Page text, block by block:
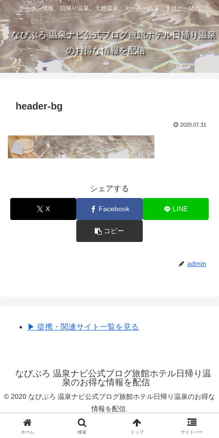
クーポン情報、日帰り温泉、天然温泉、スーパー銭湯、子供と一緒に
なびぶろ 温泉ナビ公式ブログ旅館ホテル日帰り温泉
のお得な情報を配信
header-bg
2020.07.31
シェアする
X Facebook LINE
コピー
admin
▶︎ 提携・関連サイト一覧を見る
なびぶろ 温泉ナビ公式ブログ旅館ホテル日帰り温
泉のお得な情報を配信
© 2020 なびぶろ 温泉ナビ公式ブログ旅館ホテル日帰り温泉のお得な
情報を配信.
ホーム 検索 トップ サイドバー